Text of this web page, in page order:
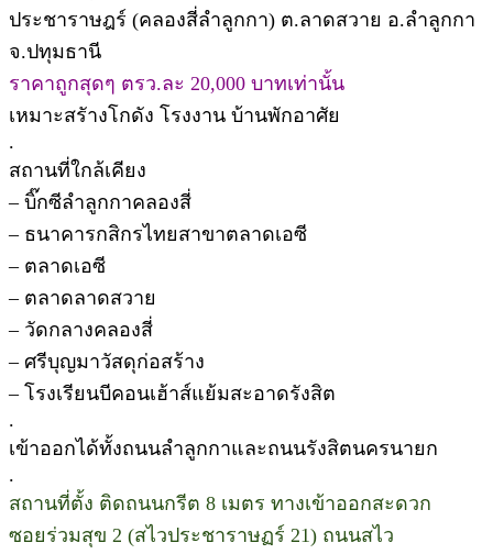
ประชาราษฎร์ (คลองสี่ลำลูกกา) ต.ลาดสวาย อ.ลำลูกกา
จ.ปทุมธานี
ราคาถูกสุดๆ ตรว.ละ 20,000 บาทเท่านั้น
เหมาะสรัางโกดัง โรงงาน บ้านพักอาศัย
.
สถานที่ใกล้เคียง
– บิ๊กซีลำลูกกาคลองสี่
– ธนาคารกสิกรไทยสาขาตลาดเอซี
– ตลาดเอซี
– ตลาดลาดสวาย
– วัดกลางคลองสี่
– ศรีบุญมาวัสดุก่อสร้าง
– โรงเรียนบีคอนเฮ้าส์แย้มสะอาดรังสิต
.
เข้าออกได้ทั้งถนนลำลูกกาและถนนรังสิตนครนายก
.
สถานที่ตั้ง ติดถนนกรีต 8 เมตร ทางเข้าออกสะดวก
ซอยร่วมสุข 2 (สไวประชาราษฏร์ 21) ถนนสไว